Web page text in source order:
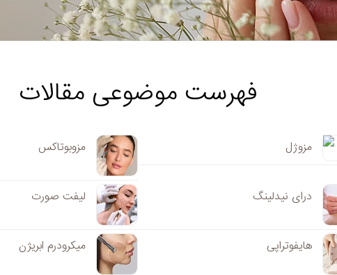
فهرست موضوعی مقالات
مزوژل مزوبوتاکس
درای نیدلینگ لیفت صورت
هایفوتراپی میکرودرم ابریژن